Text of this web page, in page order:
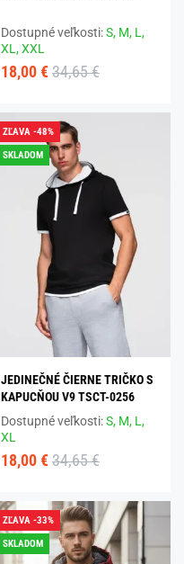
Dostupné veľkosti:S, M, L,
XL,XXL
18,00 € 34,65 €
ZĽAVA -48%
SKLADOM
JEDINEČNÉ ČIERNE TRIČKO S
KAPUCŇOU V9 TSCT-0256
Dostupné veľkosti:S, M, L,
XL
18,00 € 34,65 €
ZĽAVA -33%
SKLADOM